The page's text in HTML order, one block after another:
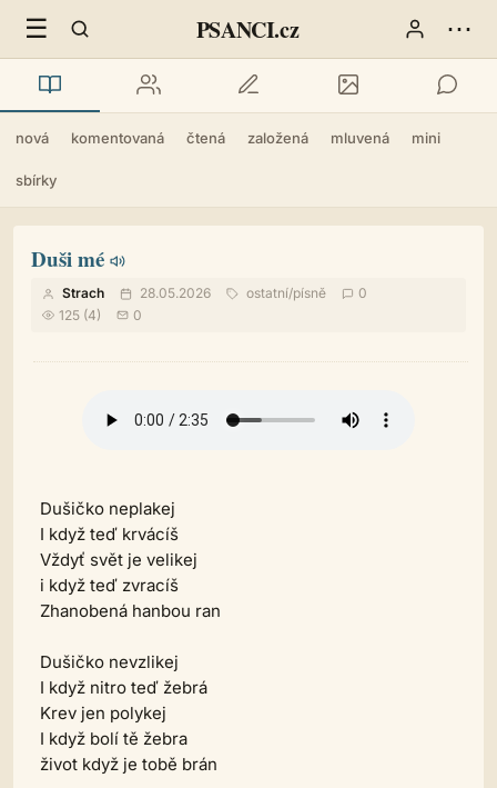
☰ PSANCI.cz ⋯
nová komentovaná čtená založená mluvená mini
sbírky
Duši mé
Strach 28.05.2026 ostatní/písně
0
125 (4)
0
Dušičko neplakej
I když teď krvácíš
Vždyť svět je velikej
i když teď zvracíš
Zhanobená hanbou ran
Dušičko nevzlikej
I když nitro teď žebrá
Krev jen polykej
I když bolí tě žebra
život když je tobě brán